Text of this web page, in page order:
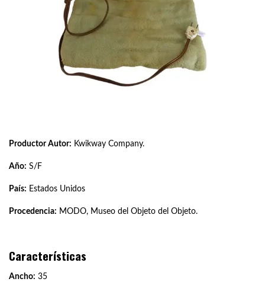
Productor Autor: Kwikway Company.
Año: S/F
País: Estados Unidos
Procedencia: MODO, Museo del Objeto del Objeto.
Características
Ancho: 35